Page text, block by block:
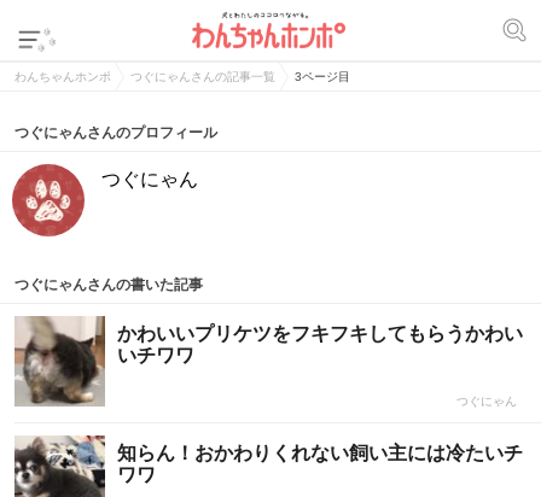
わんちゃんホンポ つぐにゃんさんの記事一覧 3ページ目
つぐにゃんさんのプロフィール
つぐにゃん
つぐにゃんさんの書いた記事
かわいいプリケツをフキフキしてもらうかわい
いチワワ
つぐにゃん
知らん！おかわりくれない飼い主には冷たいチ
ワワ